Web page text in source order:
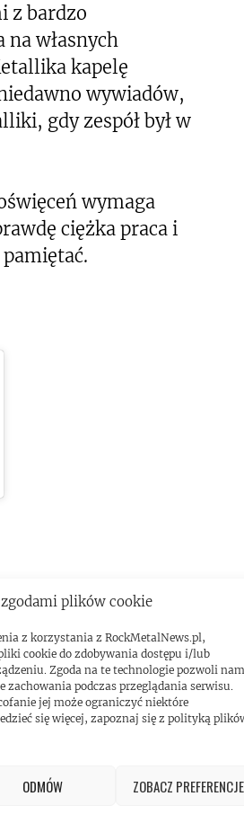
plików cookie
z korzystania z RockMetalNews.pl,
cookie do zdobywania dostępu i/lub
Zgoda na te technologie pozwoli nam
zachowania podczas przeglądania serwisu.
jej może ograniczyć niektóre
się więcej, zapoznaj się z polityką
ODMÓW ZOBACZ PREFERENCJE
z bardzo
własnych
kapelę
wywiadów,
gdy zespół był w
wymaga
ciężka praca i